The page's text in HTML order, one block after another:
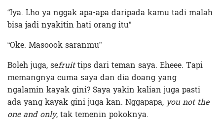
“Iya. Lho ya nggak apa-apa daripada kamu tadi malah
bisa jadi nyakitin hati orang itu”
“Oke. Masoook saranmu”
Boleh juga, sefruittips dari teman saya. Eheee. Tapi
memangnya cuma saya dan dia doang yang
ngalamin kayak gini? Saya yakin kalian juga pasti
ada yang kayak gini juga kan. Nggapapa, you not the
one and only, tak temenin pokoknya.